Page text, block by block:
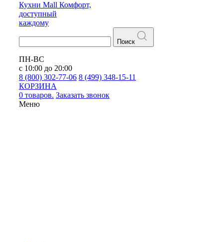
Кухни Mall Комфорт,
доступный
каждому
Поиск
ПН-ВС
с 10:00 до 20:00
8 (800) 302-77-06 8 (499) 348-15-11
КОРЗИНА
0 товаров. Заказать звонок
Меню